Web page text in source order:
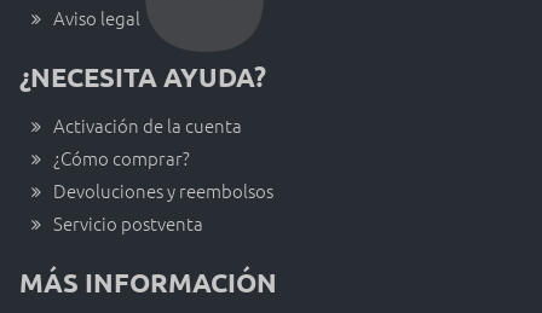
Aviso legal
¿NECESITA AYUDA?
Activación de la cuenta
¿Cómo comprar?
Devoluciones y reembolsos
Servicio postventa
MÁS INFORMACIÓN